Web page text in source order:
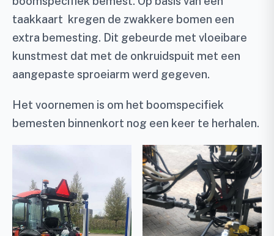
taakkaart kregen de zwakkere bomen een
extra bemesting. Dit gebeurde met vloeibare
kunstmest dat met de onkruidspuit met een
aangepaste sproeiarm werd gegeven.
Het voornemen is om het boomspecifiek
bemesten binnenkort nog een keer te herhalen.